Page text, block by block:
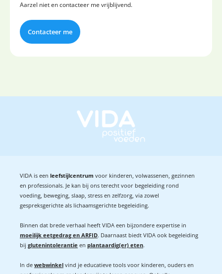
Aarzel niet en contacteer me vrijblijvend.
Contacteer me
VIDA is een leefstijlcentrum voor kinderen, volwassenen, gezinnen
en professionals. Je kan bij ons terecht voor begeleiding rond
voeding, beweging, slaap, stress en zelfzorg, via zowel
gespreksgerichte als lichaamsgerichte begeleiding.
Binnen dat brede verhaal heeft VIDA een bijzondere expertise in
moeilijk eetgedrag en ARFID. Daarnaast biedt VIDA ook begeleiding
bij glutenintolerantie en plantaardig(er) eten.
In de webwinkel vind je educatieve tools voor kinderen, ouders en